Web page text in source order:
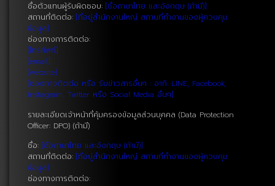
ชื่อตัวแทนผู้รับผิดชอบ: [ชื่อภาษาไทย และอังกฤษ (ถ้ามี)]
สถานที่ติดต่อ: [ที่อยู่สำนักงานใหญ่ สถานที่ทำงานของผู้ควบคุม
ข้อมูล]
ช่องทางการติดต่อ:
[โทรศัพท์]
[email]
[website]
[ช่องทางติดต่อ หรือ รับข่าวสารอื่นๆ : อาทิ. LINE, Facebook,
Instagram, Twitter หรือ Social Media อื่นๆ]
รายละเอียดเจ้าหน้าที่คุ้มครองข้อมูลส่วนบุคคล (Data Protection
Officer: DPO) (ถ้ามี)
ชื่อ: [ชื่อภาษาไทย และอังกฤษ (ถ้ามี)]
สถานที่ติดต่อ: [ที่อยู่สำนักงานใหญ่ สถานที่ทำงานของผู้ควบคุม
ข้อมูล]
ช่องทางการติดต่อ: